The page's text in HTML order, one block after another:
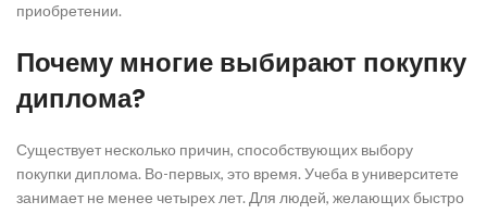
приобретении.
Почему многие выбирают покупку
диплома?
Существует несколько причин, способствующих выбору
покупки диплома. Во-первых, это время. Учеба в университете
занимает не менее четырех лет. Для людей, желающих быстро